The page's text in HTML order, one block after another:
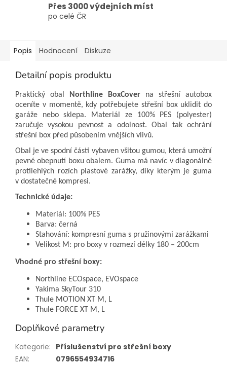
Přes 3000 výdejních míst
po celé ČR
Popis Hodnocení Diskuze
Detailní popis produktu
Praktický obal Northline BoxCover na střešní autobox
oceníte v momentě, kdy potřebujete střešní box uklidit do
garáže nebo sklepa. Materiál ze 100% PES (polyester)
zaručuje vysokou pevnost a odolnost. Obal tak ochrání
střešní box před působením vnějších vlivů.
Obal je ve spodní části vybaven všitou gumou, která umožní
pevné obepnutí boxu obalem. Guma má navíc v diagonálně
protilehlých rozích plastové zarážky, díky kterým je guma
v dostatečné kompresi.
Technické údaje:
Materiál: 100% PES
Barva: černá
Stahování: kompresní guma s pružinovými zarážkami
Velikost M: pro boxy v rozmezí délky 180 – 200cm
Vhodné pro střešní boxy:
Northline ECOspace, EVOspace
Yakima SkyTour 310
Thule MOTION XT M, L
Thule FORCE XT M, L
Doplňkové parametry
Kategorie: Příslušenství pro střešní boxy
EAN: 0796554934716